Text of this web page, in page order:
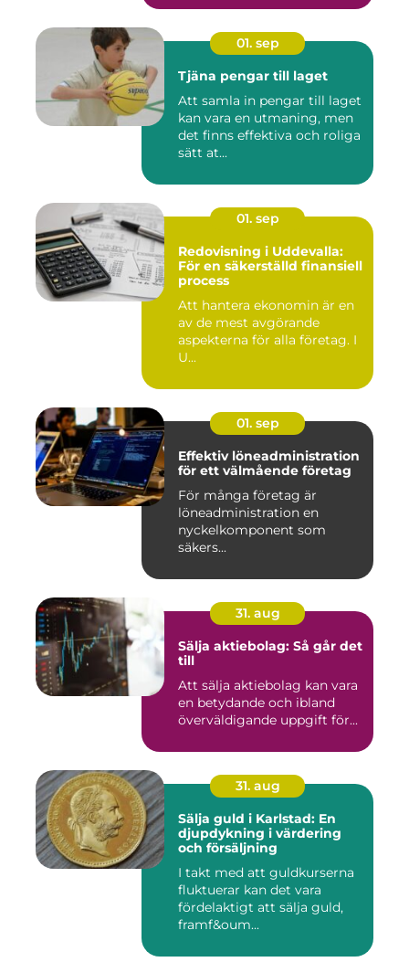
01. sep
Tjäna pengar till laget
Att samla in pengar till laget
kan vara en utmaning, men
det finns effektiva och roliga
sätt at...
01. sep
Redovisning i Uddevalla:
För en säkerställd finansiell
process
Att hantera ekonomin är en
av de mest avgörande
aspekterna för alla företag. I
U...
01. sep
Effektiv löneadministration
för ett välmående företag
För många företag är
löneadministration en
nyckelkomponent som
säkers...
31. aug
Sälja aktiebolag: Så går det
till
Att sälja aktiebolag kan vara
en betydande och ibland
överväldigande uppgift för...
31. aug
Sälja guld i Karlstad: En
djupdykning i värdering
och försäljning
I takt med att guldkurserna
fluktuerar kan det vara
fördelaktigt att sälja guld,
framf&oum...